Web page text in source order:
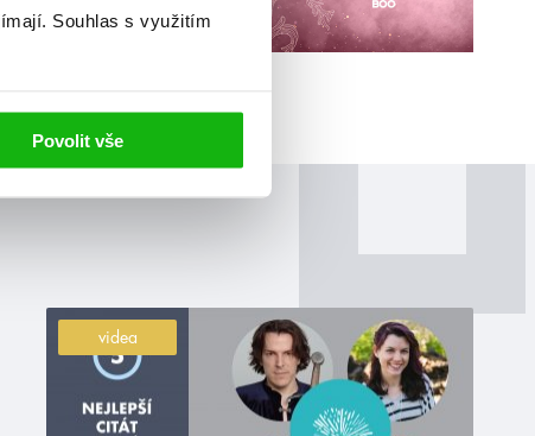
Souhlas s využitím
Povolit vše
videa